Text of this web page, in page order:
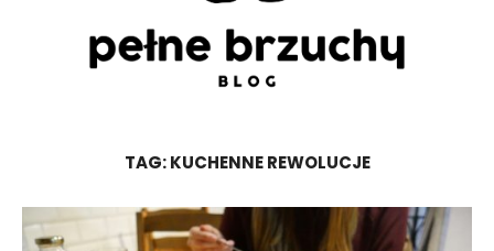
TAG:KUCHENNE REWOLUCJE